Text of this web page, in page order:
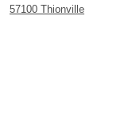
57100 Thionville